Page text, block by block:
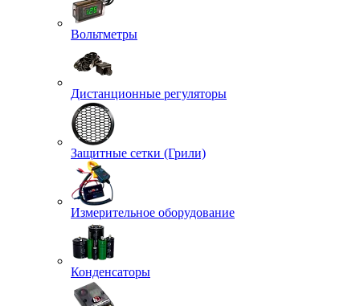
Вольтметры
Дистанционные регуляторы
Защитные сетки (Грили)
Измерительное оборудование
Конденсаторы